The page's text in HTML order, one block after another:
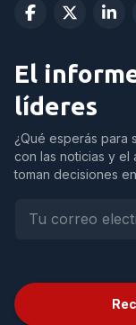
El
líderes
¿Qué esperás para
con las noticias y el
toman decisiones